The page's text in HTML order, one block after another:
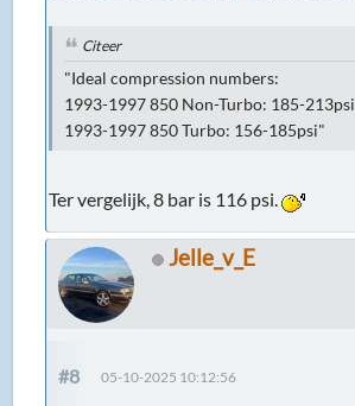
Citeer
"Ideal compression numbers:
1993-1997 850 Non-Turbo: 185-213psi
1993-1997 850 Turbo: 156-185psi"
Ter vergelijk, 8 bar is 116 psi.
Jelle_v_E
#8 05-10-2025 10:12:56